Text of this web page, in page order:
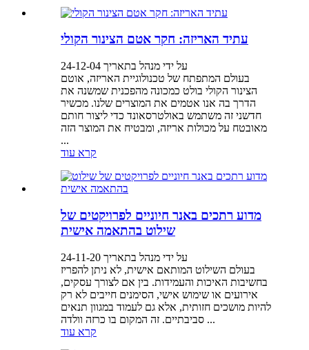
עתיד האריזה: חקר אטם הצינור הקולי
על ידי מנהל בתאריך 24-12-04
בעולם המתפתח של טכנולוגיית האריזה, אוטם
הצינור הקולי בולט כמכונה מהפכנית שמשנה את
הדרך בה אנו אטמים את המוצרים שלנו. מכשיר
חדשני זה משתמש באולטרסאונד כדי ליצור חותם
מאובטח על מכולות אריזה, ומבטיח את המוצר הזה
...
קרא עוד
מדוע רתכים באנר חיוניים לפרויקטים של
שילוט בהתאמה אישית
על ידי מנהל בתאריך 24-11-20
בעולם השילוט המותאם אישית, לא ניתן להפריז
בחשיבות האיכות והעמידות. בין אם לצורך עסקים,
אירועים או שימוש אישי, הסימנים חייבים לא רק
להיות מושכים חזותית, אלא גם לעמוד במגוון תנאים
סביבתיים. זה המקום בו כרזה וולדה ...
קרא עוד